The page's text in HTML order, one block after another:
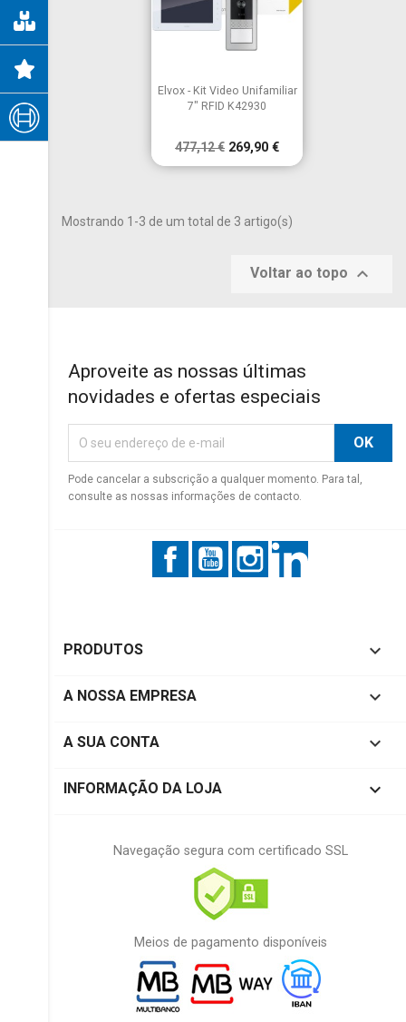
 Vista rápida
Elvox - Kit Video Unifamiliar
7" RFID K42930
477,12 € 269,90 €
Mostrando 1-3 de um total de 3 artigo(s)
Voltar ao topo 
Aproveite as nossas últimas
novidades e ofertas especiais
Pode cancelar a subscrição a qualquer momento. Para tal,
consulte as nossas informações de contacto.
FacebookYouTubeInstagram
PRODUTOS 
A NOSSA EMPRESA 
A SUA CONTA 
INFORMAÇÃO DA LOJA keyboard_arrow_down
Navegação segura com certificado SSL
Meios de pagamento disponíveis